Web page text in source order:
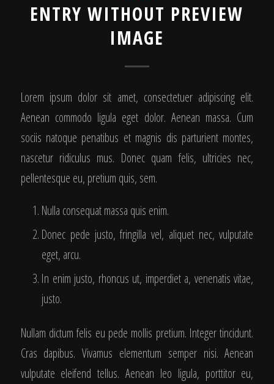
ENTRY WITHOUT PREVIEW
IMAGE
Lorem ipsum dolor sit amet, consectetuer adipiscing elit.
Aenean commodo ligula eget dolor. Aenean massa. Cum
sociis natoque penatibus et magnis dis parturient montes,
nascetur ridiculus mus. Donec quam felis, ultricies nec,
pellentesque eu, pretium quis, sem.
Nulla consequat massa quis enim.
Donec pede justo, fringilla vel, aliquet nec, vulputate
eget, arcu.
In enim justo, rhoncus ut, imperdiet a, venenatis vitae,
justo.
Nullam dictum felis eu pede mollis pretium. Integer tincidunt.
Cras dapibus. Vivamus elementum semper nisi. Aenean
vulputate eleifend tellus. Aenean leo ligula, porttitor eu,